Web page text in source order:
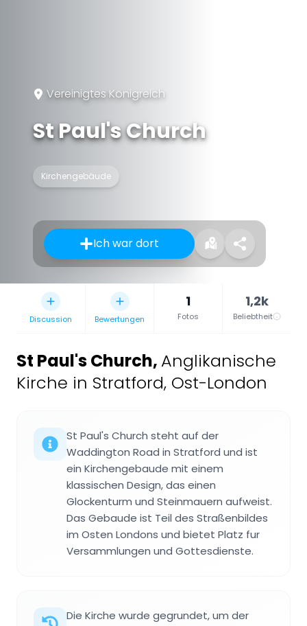
Vereinigtes Königreich
St Paul's Church
Kirchengebäude
Ich war dort
Discussion Bewertungen
1
Fotos
1,2k
Beliebtheit
St Paul's Church, Anglikanische
Kirche in Stratford, Ost-London
St Paul's Church steht auf der
Waddington Road in Stratford und ist
ein Kirchengebaude mit einem
klassischen Design, das einen
Glockenturm und Steinmauern aufweist.
Das Gebaude ist Teil des Straßenbildes
im Osten Londons und bietet Platz fur
Versammlungen und Gottesdienste.
Die Kirche wurde gegrundet, um der